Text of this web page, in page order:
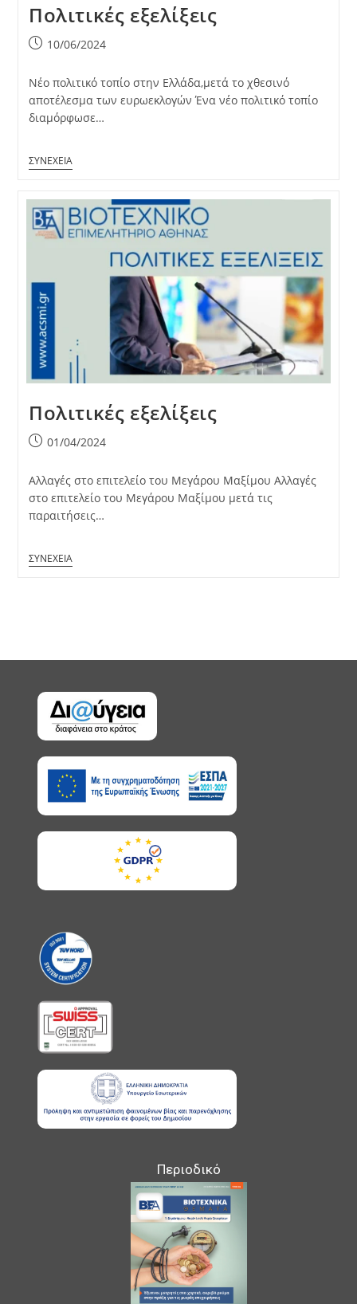
Πολιτικές εξελίξεις
Post10/06/2024
Νέο πολιτικό τοπίο στην Ελλάδα,μετά το χθεσινό
αποτέλεσμα των ευρωεκλογών Ένα νέο πολιτικό τοπίο
διαμόρφωσε…
Πολιτικές εξελίξεις
Post01/04/2024
Αλλαγές στο επιτελείο του Μεγάρου Μαξίμου Αλλαγές
στο επιτελείο του Μεγάρου Μαξίμου μετά τις
παραιτήσεις…
Περιοδικό